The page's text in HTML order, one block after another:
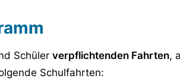
Schüler verpflichtenden Fahrten,
Schulfahrten: